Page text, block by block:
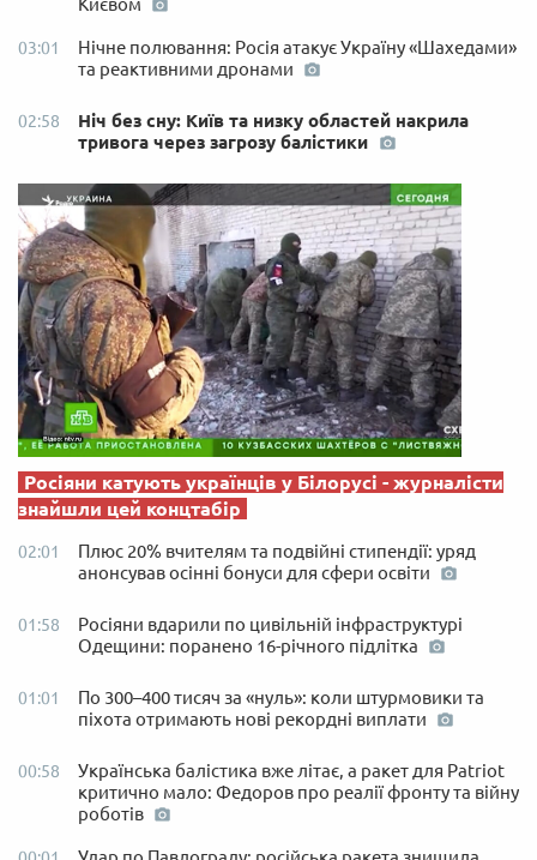
03:01
Нічне полювання: Росія атакує Україну «Шахедами»
та реактивними дронами
02:58
Ніч без сну: Київ та низку областей накрила
тривога через загрозу балістики
Росіяни катують українців у Білорусі - журналісти
знайшли цей концтабір
02:01
Плюс 20% вчителям та подвійні стипендії: уряд
анонсував осінні бонуси для сфери освіти
01:58
Росіяни вдарили по цивільній інфраструктурі
Одещини: поранено 16-річного підлітка
01:01
По 300–400 тисяч за «нуль»: коли штурмовики та
піхота отримають нові рекордні виплати
00:58
Українська балістика вже літає, а ракет для Patriot
критично мало: Федоров про реалії фронту та війну
роботів